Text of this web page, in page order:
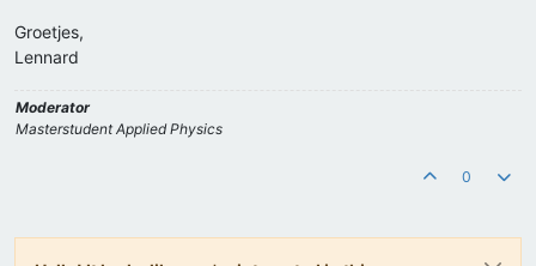
Groetjes,
Lennard
Moderator
Masterstudent Applied Physics
0